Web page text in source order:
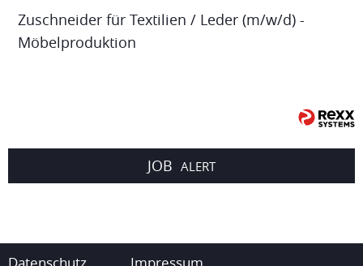
Zuschneider für Textilien / Leder (m/w/d) -
Möbelproduktion
JOB ALERT